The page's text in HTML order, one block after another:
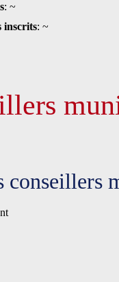
: ~
inscrits: ~
conseillers